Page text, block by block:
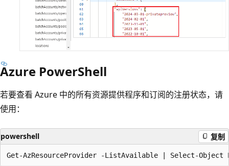
Azure PowerShell
若要查看 Azure 中的所有资源提供程序和订阅的注册状态，请
使用：
powershell 复制